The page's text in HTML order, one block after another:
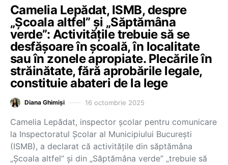
Camelia Lepădat, ISMB, despre
„Școala altfel” și „Săptămâna
verde”: Activitățile trebuie să se
desfășoare în școală, în localitate
sau în zonele apropiate. Plecările în
străinătate, fără aprobările legale,
constituie abateri de la lege
Diana Ghimiși 16 octombrie 2025
Camelia Lepădat, inspector școlar pentru comunicare
la Inspectoratul Școlar al Municipiului București
(ISMB), a declarat că activitățile din săptămâna
„Școala altfel” și din „Săptămâna verde” „trebuie să